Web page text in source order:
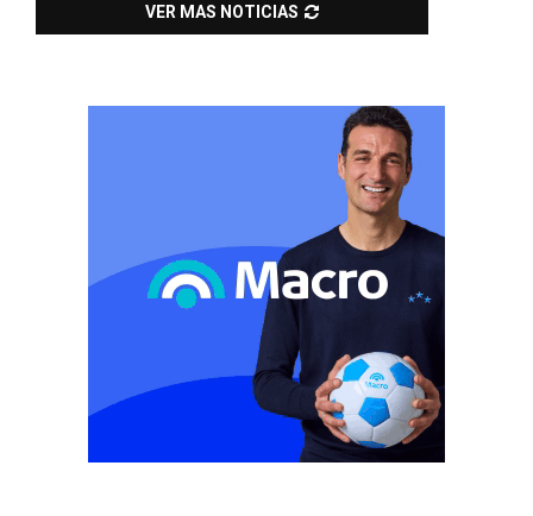
VER MAS NOTICIAS